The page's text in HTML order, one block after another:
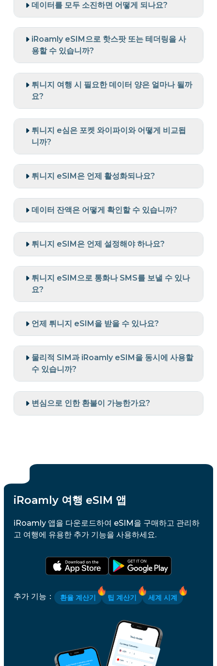
데이터를 모두 소진하면 어떻게 되나요?
iRoamly eSIM으로 핫스팟 또는 테더링을 사
용할 수 있습니까?
튀니지 여행 시 필요한 데이터 양은 얼마나 될까
요?
튀니지 e심은 포켓 와이파이와 어떻게 비교됩
니까?
튀니지 eSIM은 언제 활성화되나요?
데이터 잔액은 어떻게 확인할 수 있습니까?
튀니지 eSIM은 언제 설정해야 하나요?
튀니지 eSIM으로 통화나 SMS를 보낼 수 있나
요?
언제 튀니지 eSIM을 받을 수 있나요?
물리적 SIM과 iRoamly eSIM을 동시에 사용할
수 있습니까?
변심으로 인한 환불이 가능한가요?
iRoamly 여행 eSIM 앱
iRoamly 앱을 다운로드하여 eSIM을 구매하고 관리하
고 여행에 유용한 추가 기능을 사용하세요.
추가 기능 ： 환율 계산기 팁 계산기 세계 시계